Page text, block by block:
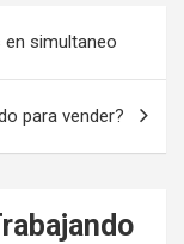
simultaneo
para vender?